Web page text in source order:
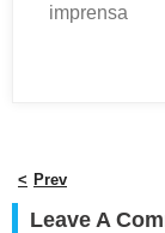
imprensa
Prev
Leave A